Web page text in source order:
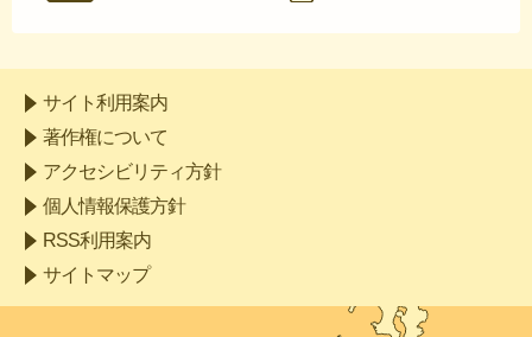
サイト利用案内
著作権について
アクセシビリティ方針
個人情報保護方針
RSS利用案内
サイトマップ